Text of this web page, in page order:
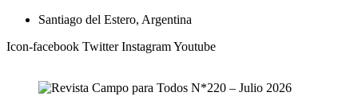
contenido
Santiago del Estero, Argentina
Icon-facebook Twitter InstagramYoutube